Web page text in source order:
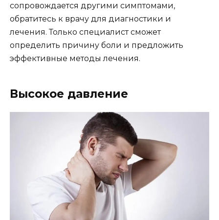
сопровождается другими симптомами,
обратитесь к врачу для диагностики и
лечения. Только специалист сможет
определить причину боли и предложить
эффективные методы лечения.
Высокое давление